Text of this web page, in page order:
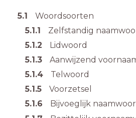
5.1
Woordsoorten
5.1.1
Zelfstandig
5.1.2
Lidwoord
5.1.3
Aanwijzend
5.1.4
Telwoord
5.1.5
Voorzetsel
5.1.6
Bijvoeglijk